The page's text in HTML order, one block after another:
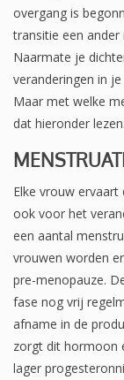
overgang is
transitie een
Naarmate je
veranderingen in
Maar met welke
dat hieronder lezen.
Elke vrouw
ook voor het
een aantal
vrouwen worden
pre-menopauze.
fase nog vrij
afname in de
zorgt dit hormoon
lager